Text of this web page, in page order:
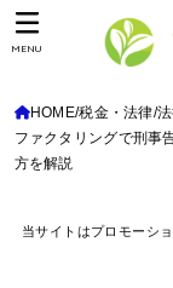
MENU
HOME 税金・法律
ファクタリングで刑事
方を解説
当サイトはプロモーシ